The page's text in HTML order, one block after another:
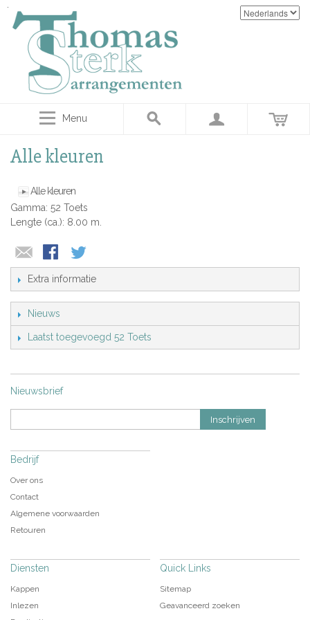
Menu
Alle kleuren
Alle kleuren
Gamma: 52 Toets
Lengte (ca.): 8.00 m.
Extra informatie
Nieuws
Laatst toegevoegd 52 Toets
Nieuwsbrief
Inschrijven
Bedrijf
Over ons
Contact
Algemene voorwaarden
Retouren
Diensten
Kappen
Inlezen
Quick Links
Sitemap
Geavanceerd zoeken